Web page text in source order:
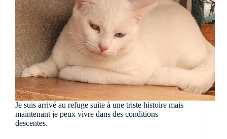
Je suis arrivé au refuge suite à une triste histoire mais
maintenant je peux vivre dans des conditions
descentes.